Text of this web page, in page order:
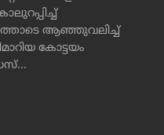
ആഞ്ഞുവലിച്ച്
കോട്ടയം